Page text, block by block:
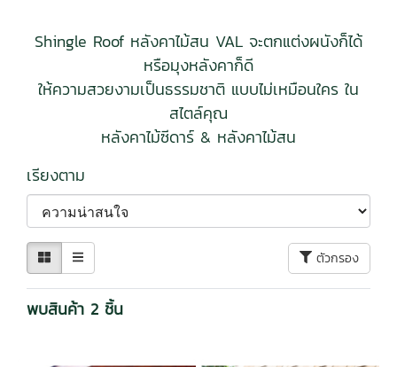
Shingle Roof หลังคาไม้สน VAL จะตกแต่งผนังก็ได้
หรือมุงหลังคาก็ดี
ให้ความสวยงามเป็นธรรมชาติ แบบไม่เหมือนใคร ใน
สไตล์คุณ
หลังคาไม้ซีดาร์ & หลังคาไม้สน
เรียงตาม
ตัวกรอง
พบสินค้า 2 ชิ้น